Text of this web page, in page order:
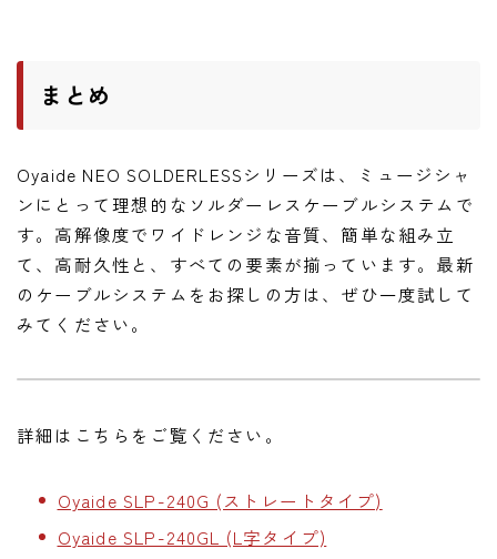
まとめ
Oyaide NEO SOLDERLESSシリーズは、ミュージシャ
ンにとって理想的なソルダーレスケーブルシステムで
す。高解像度でワイドレンジな音質、簡単な組み立
て、高耐久性と、すべての要素が揃っています。最新
のケーブルシステムをお探しの方は、ぜひ一度試して
みてください。
詳細はこちらをご覧ください。
Oyaide SLP-240G (ストレートタイプ)
Oyaide SLP-240GL (L字タイプ)